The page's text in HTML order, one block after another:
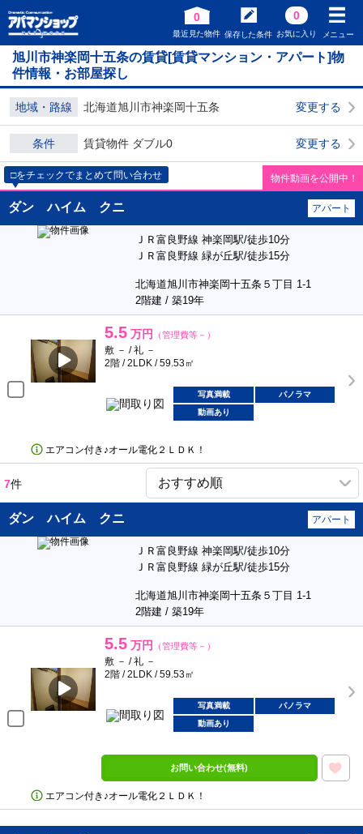
0
最近見た物件 保存した条件
0
お気に入り メニュー
旭川市神楽岡十五条の賃貸[賃貸マンション・アパート]物
件情報・お部屋探し
地域・路線 北海道旭川市神楽岡十五条 変更する
条件 賃貸物件 ダブル0 変更する
□をチェックでまとめて問い合わせ 物件動画を公開中！
ダン ハイム クニ アパート
ＪＲ富良野線 神楽岡駅/徒歩10分
ＪＲ富良野線 緑が丘駅/徒歩15分
北海道旭川市神楽岡十五条５丁目 1-1
2階建 / 築19年
5.5 万円 （管理費等－）
敷 － / 礼 －
2階 / 2LDK / 59.53㎡
写真満載
パノラマ
動画あり
エアコン付き♪オール電化２ＬＤＫ！
7件
ダン ハイム クニ アパート
ＪＲ富良野線 神楽岡駅/徒歩10分
ＪＲ富良野線 緑が丘駅/徒歩15分
北海道旭川市神楽岡十五条５丁目 1-1
2階建 / 築19年
5.5 万円 （管理費等－）
敷 － / 礼 －
2階 / 2LDK / 59.53㎡
写真満載
パノラマ
動画あり
お問い合わせ(無料)
エアコン付き♪オール電化２ＬＤＫ！